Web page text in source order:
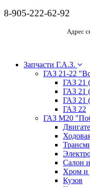
8-905-222-62-92
Адрес
Запчасти Г.А.З.
ГАЗ 21-22
ГАЗ 21
ГАЗ 21
ГАЗ 21
ГАЗ 22
ГАЗ М20
Салон
Хром и
Кузов